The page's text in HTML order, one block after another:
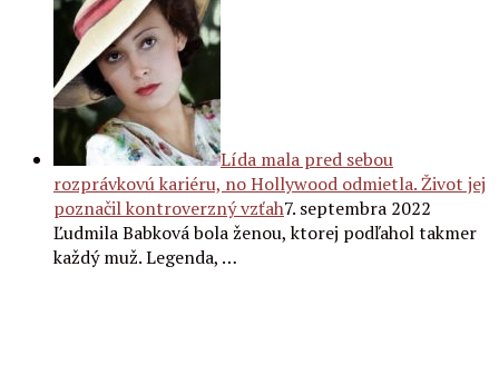
Lída mala pred sebou
rozprávkovú kariéru, no Hollywood odmietla. Život jej
poznačil kontroverzný vzťah7. septembra 2022
Ľudmila Babková bola ženou, ktorej podľahol takmer
každý muž. Legenda, …